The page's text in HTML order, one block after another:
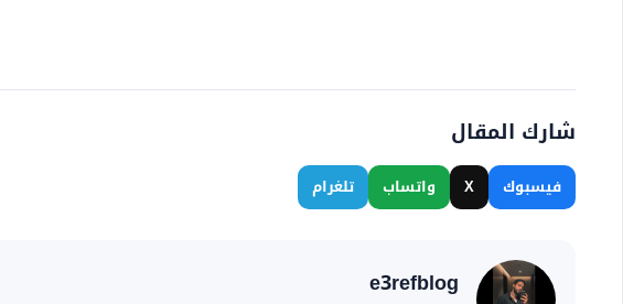
شارك المقال
فيسبوك X واتساب تلغرام
e3refblog